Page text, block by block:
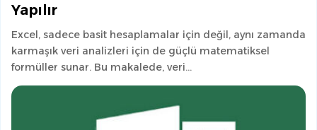
Yapılır
Excel, sadece basit hesaplamalar için değil, aynı zamanda
karmaşık veri analizleri için de güçlü matematiksel
formüller sunar. Bu makalede, veri…